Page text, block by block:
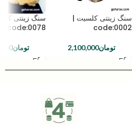
سنگ زینتی کلسیت |
code:0002
تومان2,100,000
سنگ زینتی
code:0078
تومان